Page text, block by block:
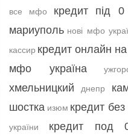
все мфо
кредит під 0
мариуполь нові мфо
кассир кредит онлайн
мфо україна
хмельницкий днепр
шостка изюм кредит
україни кредит под